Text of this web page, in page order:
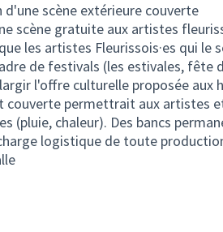
scène extérieure couverte
scène gratuite aux artistes
les artistes Fleurissois·es qui le
de festivals (les estivales, fête
l'offre culturelle proposée aux
couverte permettrait aux artistes
(pluie, chaleur). Des bancs
logistique de toute